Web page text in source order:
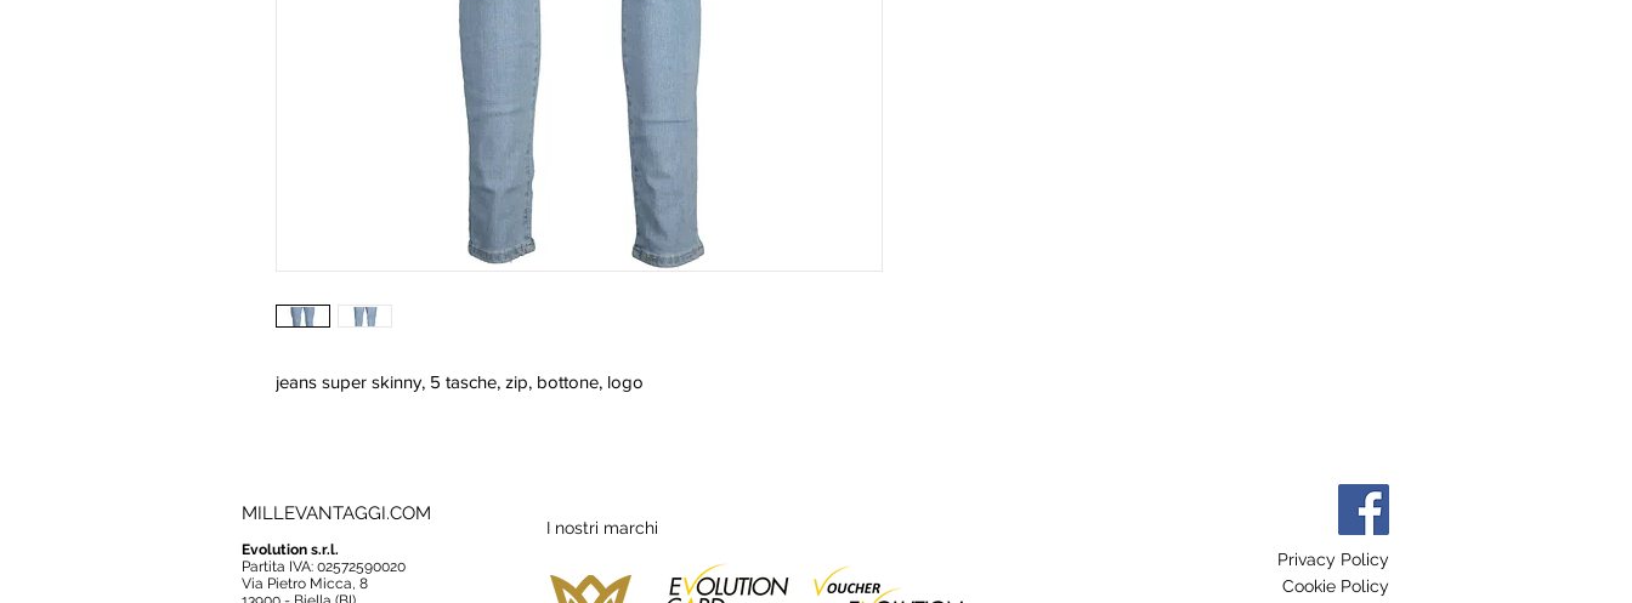
jeans super skinny, 5 tasche, zip, bottone, logo
MILLEVANTAGGI.COM
Evolution s.r.l.
Partita IVA: 02572590020
Via Pietro Micca, 8
I nostri marchi
Privacy Policy
Cookie Policy